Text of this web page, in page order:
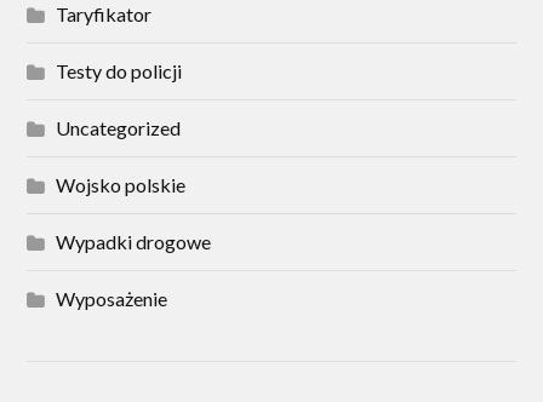
Taryfikator
Testy do policji
Uncategorized
Wojsko polskie
Wypadki drogowe
Wyposażenie